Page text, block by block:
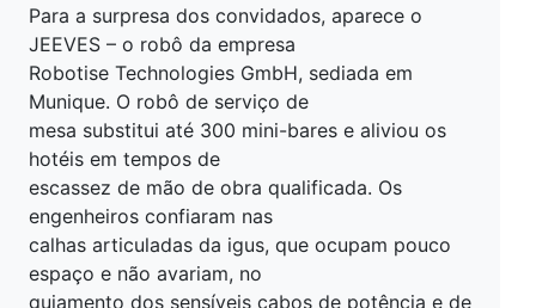
Para a surpresa dos convidados, aparece o
JEEVES – o robô da empresa
Robotise Technologies GmbH, sediada em
Munique. O robô de serviço de
mesa substitui até 300 mini-bares e aliviou os
hotéis em tempos de
escassez de mão de obra qualificada. Os
engenheiros confiaram nas
calhas articuladas da igus, que ocupam pouco
espaço e não avariam, no
guiamento dos sensíveis cabos de potência e de